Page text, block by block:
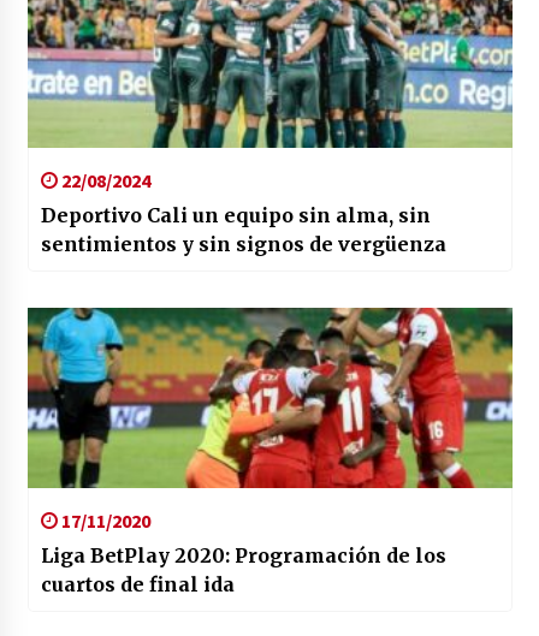
22/08/2024
Deportivo Cali un equipo sin alma, sin
sentimientos y sin signos de vergüenza
17/11/2020
Liga BetPlay 2020: Programación de los
cuartos de final ida